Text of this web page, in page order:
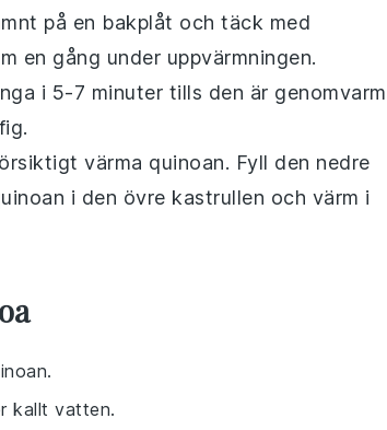
på en bakplåt och täck med
en gång under uppvärmningen.
i 5-7 minuter tills den är
värma quinoan. Fyll den nedre
i den övre kastrullen och värm i
kallt vatten.